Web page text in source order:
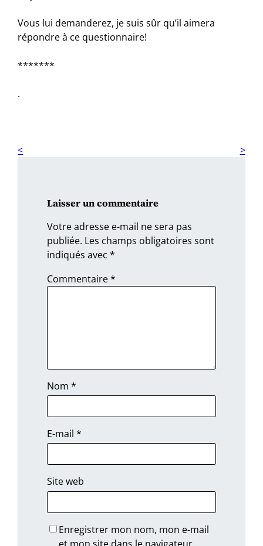
Vous lui demanderez, je suis sûr qu’il aimera
répondre à ce questionnaire!
*******
.
Laisser un commentaire
Votre adresse e-mail ne sera pas
publiée. Les champs obligatoires sont
indiqués avec*
Commentaire*
Nom*
E-mail*
Site web
Enregistrer mon nom, mon e-mail